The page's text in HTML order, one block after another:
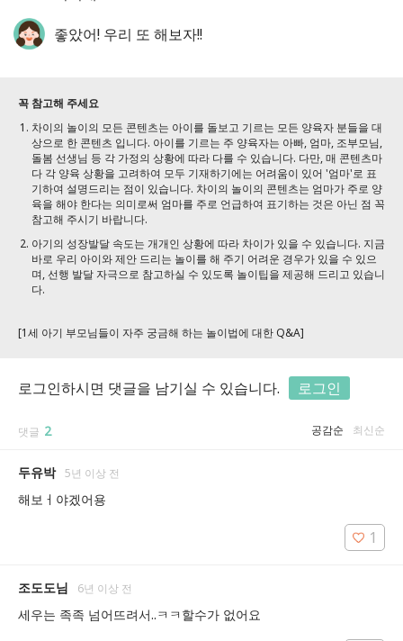
좋았어! 우리 또 해보자!!
꼭 참고해 주세요
차이의 놀이의 모든 콘텐츠는 아이를 돌보고 기르는 모든 양육자 분들을 대
상으로 한 콘텐츠 입니다. 아이를 기르는 주 양육자는 아빠, 엄마, 조부모님,
돌봄 선생님 등 각 가정의 상황에 따라 다를 수 있습니다. 다만, 매 콘텐츠마
다 각 양육 상황을 고려하여 모두 기재하기에는 어려움이 있어 '엄마'로 표
기하여 설명드리는 점이 있습니다. 차이의 놀이의 콘텐츠는 엄마가 주로 양
육을 해야 한다는 의미로써 엄마를 주로 언급하여 표기하는 것은 아닌 점 꼭
참고해 주시기 바랍니다.
아기의 성장발달 속도는 개개인 상황에 따라 차이가 있을 수 있습니다. 지금
바로 우리 아이와 제안 드리는 놀이를 해 주기 어려운 경우가 있을 수 있으
며, 선행 발달 자극으로 참고하실 수 있도록 놀이팁을 제공해 드리고 있습니
다.
[1세 아기 부모님들이 자주 궁금해 하는 놀이법에 대한 Q&A]
로그인하시면 댓글을 남기실 수 있습니다. 로그인
댓글 2 공감순 최신순
두유박 5년 이상 전
해보ㅓ야겠어용
1
조도도님 6년 이상 전
세우는 족족 넘어뜨려서..ㅋㅋ할수가 없어요